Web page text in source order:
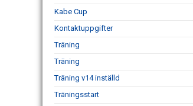
Kabe Cup
Kontaktuppgifter
Träning
Träning
Träning v14 inställd
Träningsstart